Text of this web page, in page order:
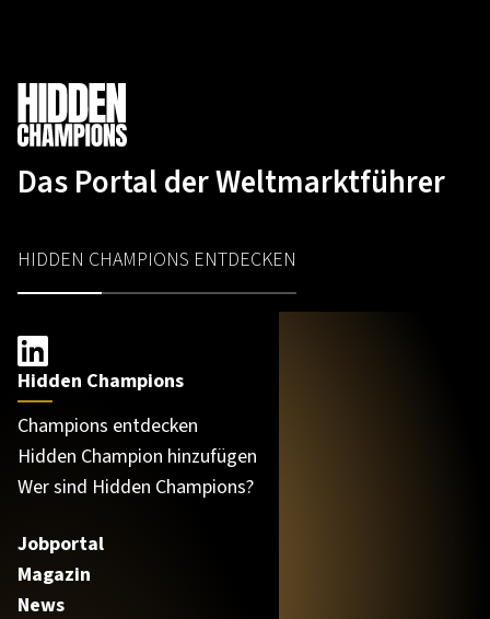
Das Portal der Weltmarktführer
HIDDEN CHAMPIONS ENTDECKEN
Hidden Champions
Champions entdecken
Hidden Champion hinzufügen
Wer sind Hidden Champions?
Jobportal
Magazin
News